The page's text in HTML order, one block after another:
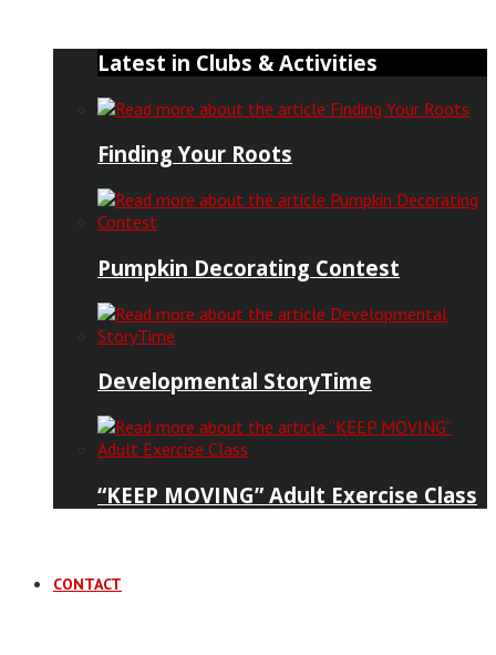
Latest in Clubs & Activities
Finding Your Roots
Pumpkin Decorating Contest
Developmental StoryTime
“KEEP MOVING” Adult Exercise Class
CONTACT